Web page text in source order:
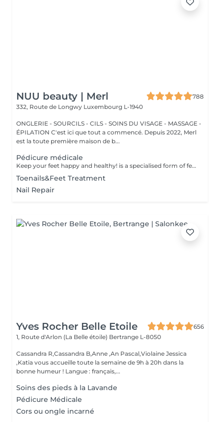
NUU beauty | Merl
788
332, Route de Longwy Luxembourg L-1940
ONGLERIE - SOURCILS - CILS - SOINS DU VISAGE - MASSAGE -
ÉPILATION C'est ici que tout a commencé. Depuis 2022, Merl
est la toute première maison de b...
Pédicure médicale
Keep your feet happy and healthy! is a specialised form of feet treatment where a nail master eliminates such problems as calluses, cracks and deformed nails etc. How is pedicure medical done? - problem is identified - feet are disinfected and softened - calloused skin is removed - nail plate is treated - skin is treated - medical cream is applied Age restrictions: recommended to do from 16 years. Post procedure recommendations: professional home care is recommended after the procedure. Frequency: once in 3-4 weeks.
Toenails&Feet Treatment
Nail Repair
Yves Rocher Belle Etoile
656
1, Route d'Arlon (La Belle étoile) Bertrange L-8050
Cassandra R,Cassandra B,Anne ,An Pascal,Violaine Jessica
,Katia vous accueille toute la semaine de 9h à 20h dans la
bonne humeur ! Langue : français,...
Soins des pieds à la Lavande
Pédicure Médicale
Cors ou ongle incarné